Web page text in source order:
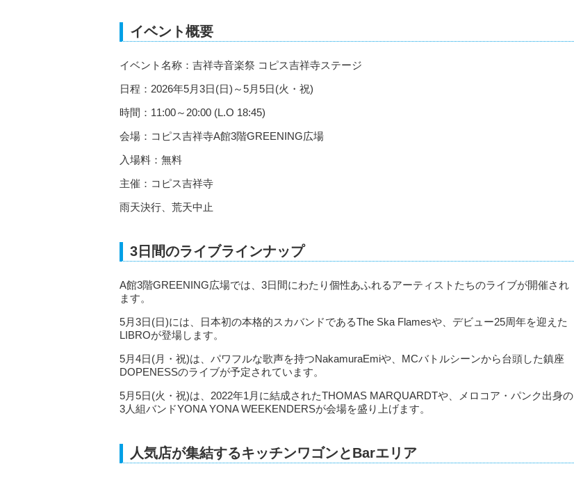
イベント概要
イベント名称：吉祥寺音楽祭 コピス吉祥寺ステージ
日程：2026年5月3日(日)～5月5日(火・祝)
時間：11:00～20:00 (L.O 18:45)
会場：コピス吉祥寺A館3階GREENING広場
入場料：無料
主催：コピス吉祥寺
雨天決行、荒天中止
3日間のライブラインナップ
A館3階GREENING広場では、3日間にわたり個性あふれるアーティストたちのライブが開催され
ます。
5月3日(日)には、日本初の本格的スカバンドであるThe Ska Flamesや、デビュー25周年を迎えた
LIBROが登場します。
5月4日(月・祝)は、パワフルな歌声を持つNakamuraEmiや、MCバトルシーンから台頭した鎮座
DOPENESSのライブが予定されています。
5月5日(火・祝)は、2022年1月に結成されたTHOMAS MARQUARDTや、メロコア・パンク出身の
3人組バンドYONA YONA WEEKENDERSが会場を盛り上げます。
人気店が集結するキッチンワゴンとBarエリア